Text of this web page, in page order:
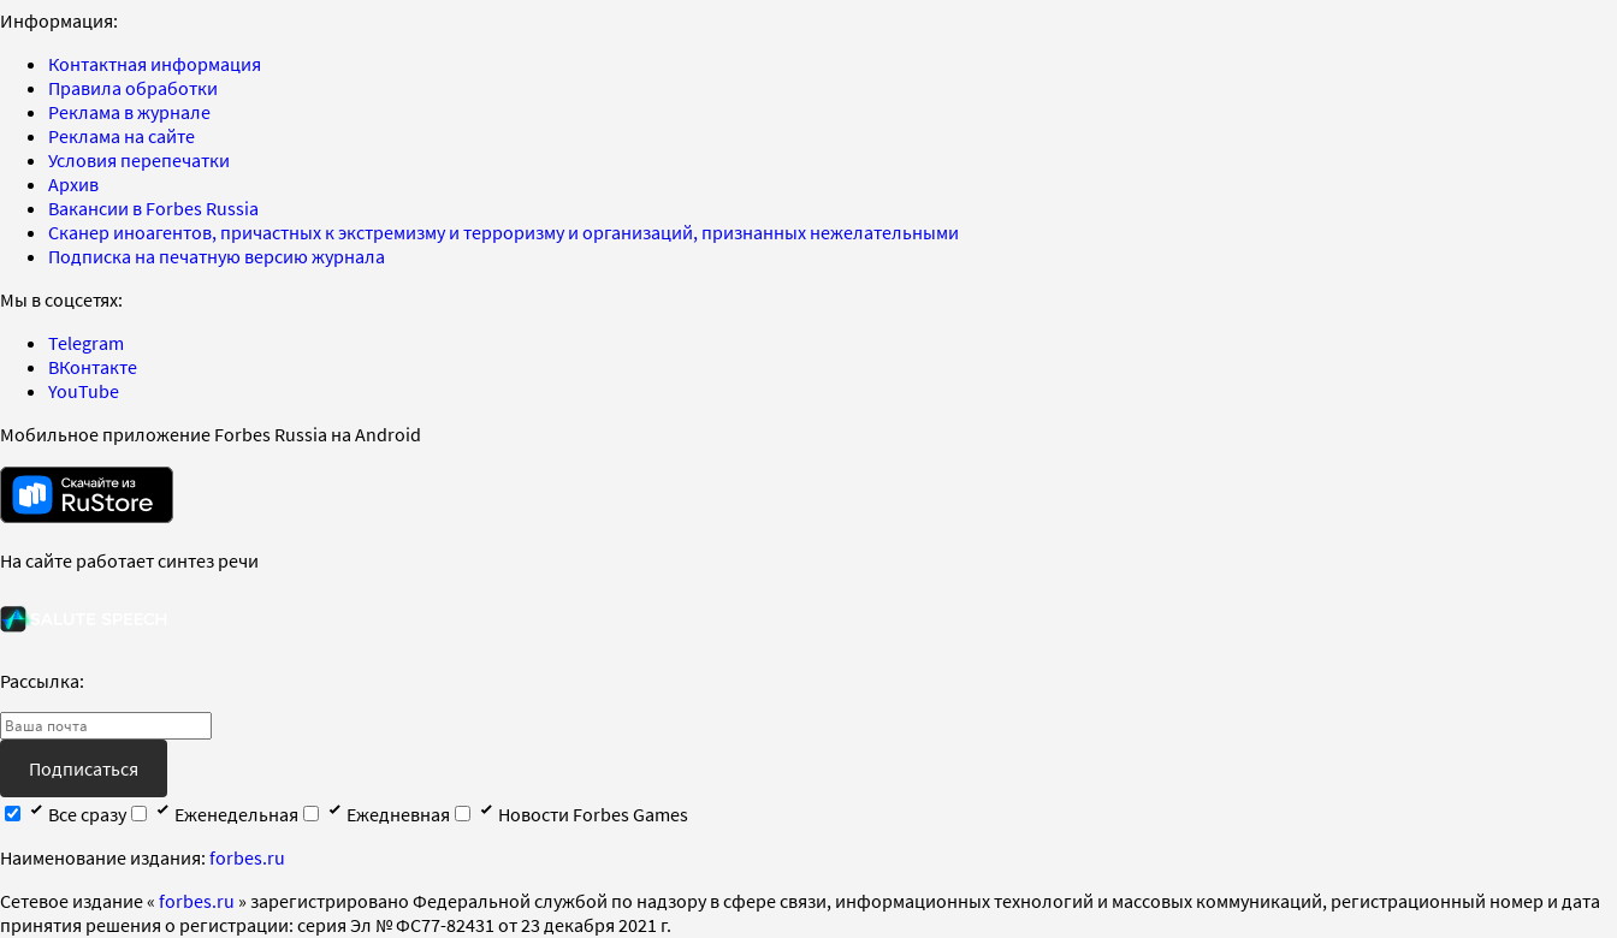
Информация:
Контактная информация
Правила обработки
Реклама в журнале
Реклама на сайте
Условия перепечатки
Архив
Вакансии в Forbes Russia
Сканер иноагентов, причастных к экстремизму и терроризму и организаций, признанных нежелательными
Подписка на печатную версию журнала
Мы в соцсетях:
Telegram
ВКонтакте
YouTube
Мобильное приложение Forbes Russia на Android
На сайте работает синтез речи
Рассылка:
Подписаться
Все сразу
Еженедельная Ежедневная
Новости Forbes Games
Наименование издания: forbes.ru
Cетевое издание « forbes.ru » зарегистрировано Федеральной службой по надзору в сфере связи, информационных технологий и массовых коммуникаций, регистрационный номер и дата
принятия решения о регистрации: серия Эл № ФС77-82431 от 23 декабря 2021 г.